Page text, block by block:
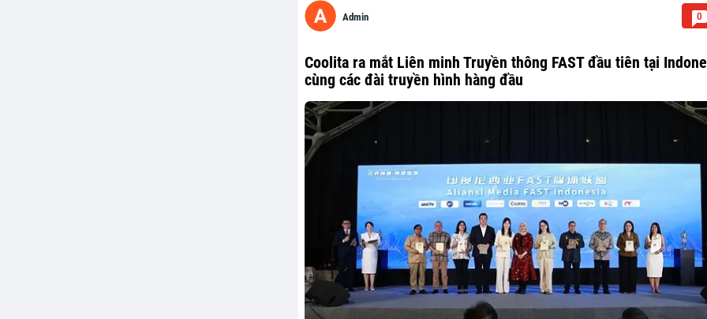
Admin 0
Coolita ra mắt Liên minh Truyền thông FAST đầu tiên tại
cùng các đài truyền hình hàng đầu